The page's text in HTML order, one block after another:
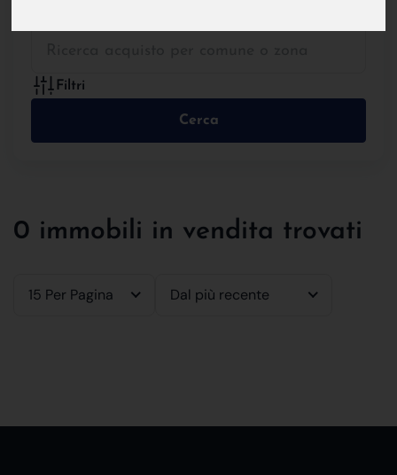
Filtri
Cerca
0 immobili in vendita trovati
15 Per Pagina Dal più recente